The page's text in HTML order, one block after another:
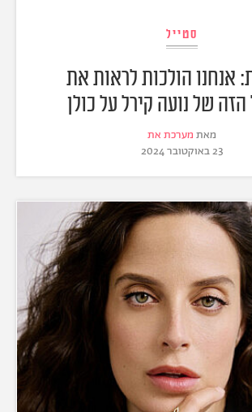
סטייל
אנחנו הולכות לראות את
של נועה קירל על כולן
מאת מערכת את
23 באוקטובר 2024